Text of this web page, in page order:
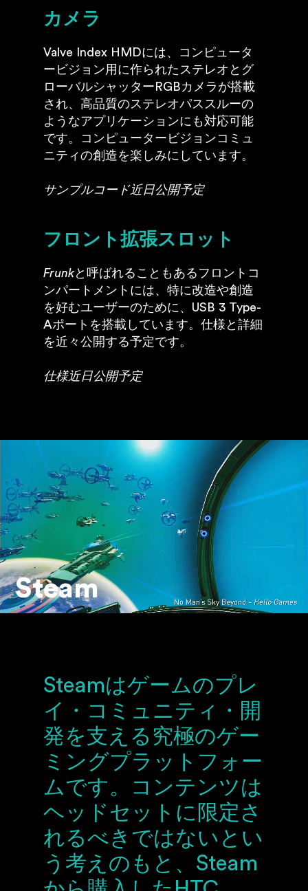
カメラ
Valve Index HMDには、コンピュータ
ービジョン用に作られたステレオとグ
ローバルシャッターRGBカメラが搭載
され、高品質のステレオパススルーの
ようなアプリケーションにも対応可能
です。コンピュータービジョンコミュ
ニティの創造を楽しみにしています。
サンプルコード近日公開予定
フロント拡張スロット
Frunkと呼ばれることもあるフロントコ
ンパートメントには、特に改造や創造
を好むユーザーのために、USB 3 Type-
Aポートを搭載しています。仕様と詳細
を近々公開する予定です。
仕様近日公開予定
Steam
Steamはゲームのプレ
イ・コミュニティ・開
発を支える究極のゲー
ミングプラットフォー
ムです。コンテンツは
ヘッドセットに限定さ
れるべきではないとい
う考えのもと、Steam